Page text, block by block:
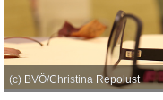
(c) BVÖ/Christina Repolust